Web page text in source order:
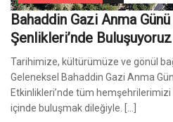
Bahaddin Gazi Anma
Şenlikleri’nde Buluşuyoruz
Tarihimize, kültürümüze ve gönül
Geleneksel Bahaddin Gazi Anma
Etkinlikleri’nde tüm
içinde buluşmak dileğiyle. [...]